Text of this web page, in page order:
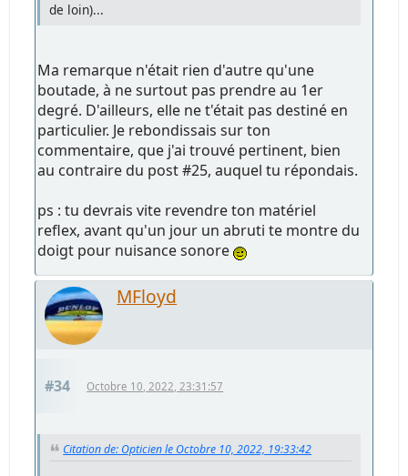
de loin)...
Ma remarque n'était rien d'autre qu'une
boutade, à ne surtout pas prendre au 1er
degré. D'ailleurs, elle ne t'était pas destiné en
particulier. Je rebondissais sur ton
commentaire, que j'ai trouvé pertinent, bien
au contraire du post #25, auquel tu répondais.
ps : tu devrais vite revendre ton matériel
reflex, avant qu'un jour un abruti te montre du
doigt pour nuisance sonore
MFloyd
#34 Octobre 10, 2022, 23:31:57
Citation de: Opticien le Octobre 10, 2022, 19:33:42